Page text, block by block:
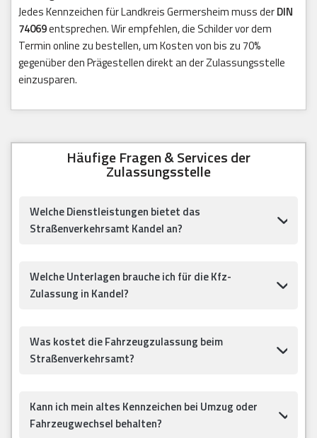
Jedes Kennzeichen für Landkreis Germersheim muss derDIN
74069entsprechen. Wir empfehlen, die Schilder vor dem
Termin online zu bestellen, um Kosten von bis zu 70%
gegenüber den Prägestellen direkt an der Zulassungsstelle
einzusparen.
Häufige Fragen & Services der
Zulassungsstelle
Welche Dienstleistungen bietet das
Straßenverkehrsamt Kandel an?
Welche Unterlagen brauche ich für die Kfz-
Zulassung in Kandel?
Was kostet die Fahrzeugzulassung beim
Straßenverkehrsamt?
Kann ich mein altes Kennzeichen bei Umzug oder
Fahrzeugwechsel behalten?